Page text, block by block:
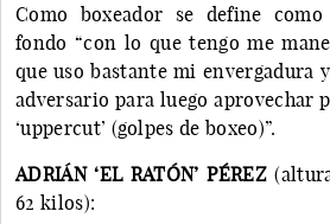
Como boxeador se define
fondo “con lo que tengo me
que uso bastante mi envergadura
adversario para luego aprovechar
‘uppercut’ (golpes de boxeo)”.
ADRIÁN ‘EL RATÓN’ PÉREZ
62 kilos):